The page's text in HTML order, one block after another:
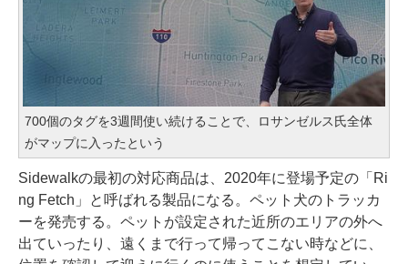
700個のタグを3週間使い続けることで、ロサンゼルス氏全体
がマップに入ったという
Sidewalkの最初の対応商品は、2020年に登場予定の「Ri
ng Fetch」と呼ばれる製品になる。ペット犬のトラッカ
ーを発売する。ペットが設定された近所のエリアの外へ
出ていったり、遠くまで行って帰ってこない時などに、